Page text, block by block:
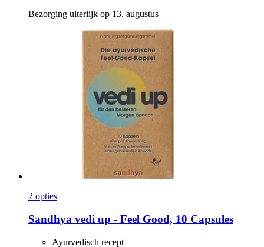
Bezorging uiterlijk op 13. augustus
2 opties
Sandhya vedi up -​ Feel Good, 10 Capsules
Ayurvedisch recept